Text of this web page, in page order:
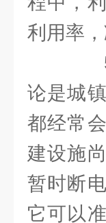
利用率
5.
论是城
都经常
建设施
暂时断
它可以